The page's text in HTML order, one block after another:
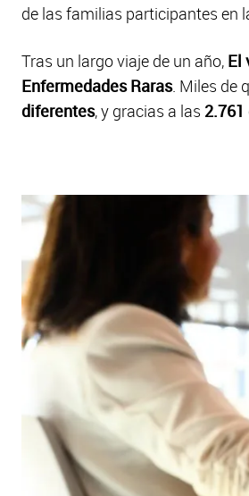
de las familias participantes en
Tras un largo viaje de un año, El
Enfermedades Raras. Miles de
diferentes, y gracias a las